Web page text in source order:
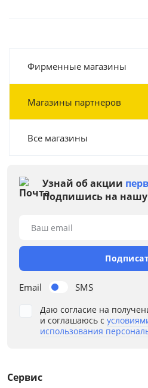
Фирменные магазины
Магазины партнеров
Все магазины
Узнай об акции
Подпишись на нашу
Email SMS
Ваш email
Даю согласие на
и соглашаюсь с
использования
Сервис